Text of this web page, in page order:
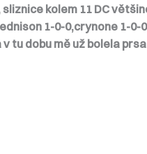
kolem 11 DC
1-0-0,crynone 1-0-
dobu mě už bolela